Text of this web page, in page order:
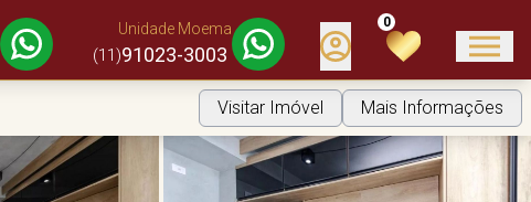
Unidade Moema
(11)91023-3003
0
Visitar Imóvel Mais Informações